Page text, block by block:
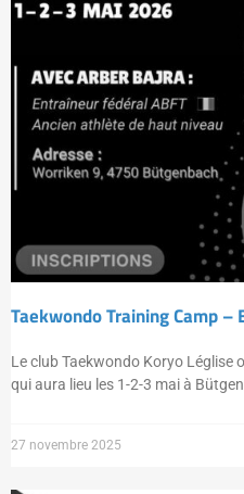
Taekwondo Training Camp –
Le club Taekwondo Koryo Léglise
qui aura lieu les 1-2-3 mai à
27 novembre 2025